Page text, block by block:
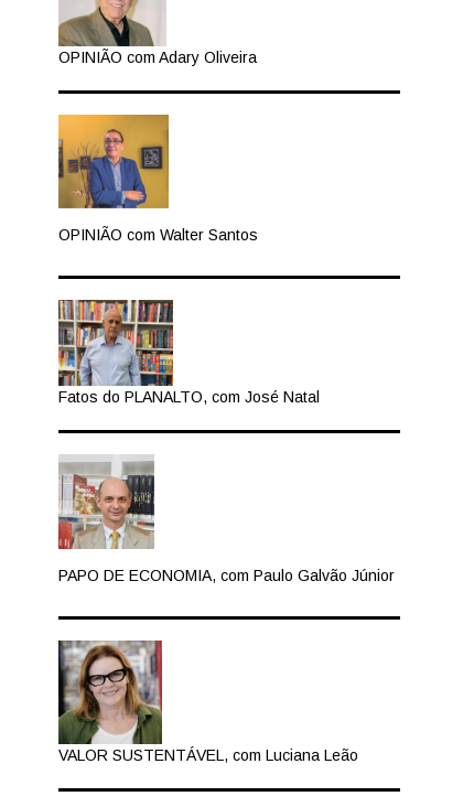
OPINIÃO com Adary Oliveira
OPINIÃO com Walter Santos
Fatos do PLANALTO, com José Natal
PAPO DE ECONOMIA, com Paulo Galvão Júnior
VALOR SUSTENTÁVEL, com Luciana Leão